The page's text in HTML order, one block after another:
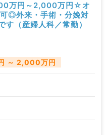
万円～2,000万円☆オ
◎外来・手術・分娩対
す（産婦人科／常勤）
～ 2,000万円